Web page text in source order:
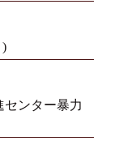
)
ンター暴力